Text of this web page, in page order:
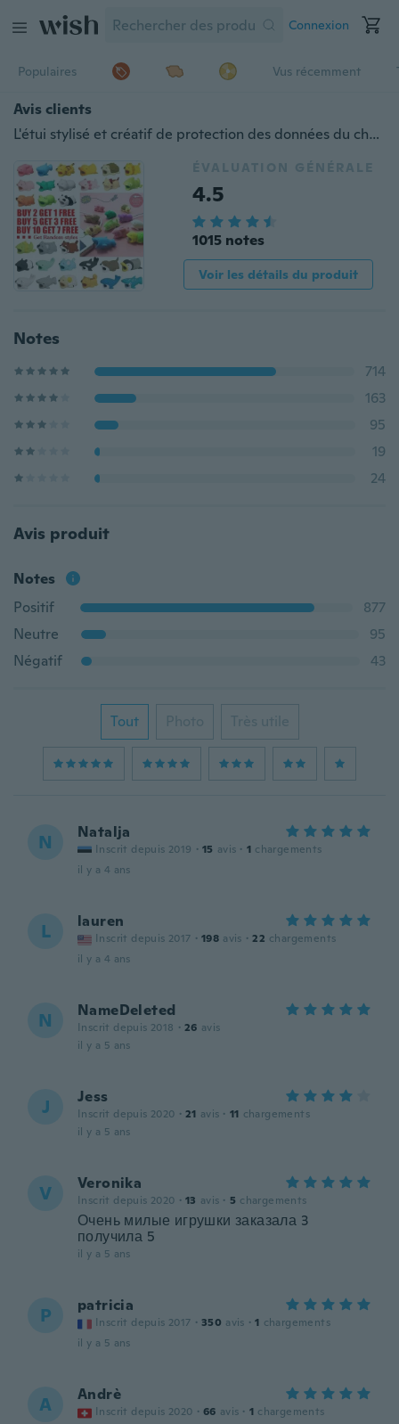
Connexion
Populaires Vus récemment
Avis clients
L'étui stylisé et créatif de protection des données du chargeur USB pour l'Iphone et l'Ipad typec android android mini câble de protection pour les accessoires du cordon téléphonique.
ÉVALUATION GÉNÉRALE
4.5
1015 notes
Voir les détails du produit
Notes
714
163
95
19
24
Avis produit
Notes
Positif
877
Neutre
95
Négatif
43
Tout Photo Très utile
N Natalja
Inscrit depuis 2019 · 15 avis · 1 chargements
il y a 4 ans
L lauren
Inscrit depuis 2017 · 198 avis · 22 chargements
il y a 4 ans
N NameDeleted
Inscrit depuis 2018 · 26 avis
il y a 5 ans
J Jess
Inscrit depuis 2020 · 21 avis · 11 chargements
il y a 5 ans
V Veronika
Inscrit depuis 2020 · 13 avis · 5 chargements
Очень милые игрушки заказала 3
получила 5
il y a 5 ans
P patricia
Inscrit depuis 2017 · 350 avis · 1 chargements
il y a 5 ans
A Andrè
Inscrit depuis 2020 · 66 avis · 1 chargements